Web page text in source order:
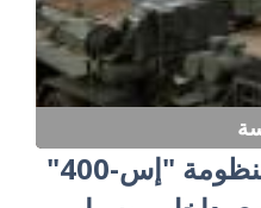
أوكرانيا تعلن تدمير منظومة "إس-400"